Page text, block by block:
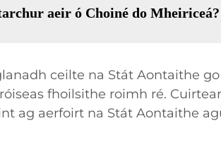
aeir ó Choiné do Mheiriceá?
ceilte na Stát Aontaithe
fhoilsithe roimh ré.
ag aerfoirt na Stát Aontaithe